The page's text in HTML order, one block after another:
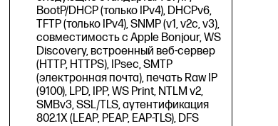
готовности); < 6,5 Вт (спящий
режим); 0,1 Вт (выключен)
Термальная струйная печать HP
1802 x 695 x 998 мм
BootP/DHCP (только IPv4), DHCPv6,
TFTP (только IPv4), SNMP (v1, v2c, v3),
совместимость с Apple Bonjour, WS
Discovery, встроенный веб-сервер
(HTTP, HTTPS), IPsec, SMTP
(электронная почта), печать Raw IP
(9100), LPD, IPP, WS Print, NTLM v2,
SMBv3, SSL/TLS, аутентификация
802.1X (LEAP, PEAP, EAP-TLS), DFS